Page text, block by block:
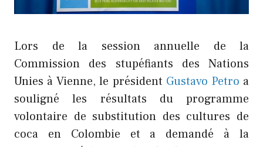
Lors de la session annuelle de la
Commission des stupéfiants des Nations
Unies à Vienne, le président Gustavo Petro a
souligné les résultats du programme
volontaire de substitution des cultures de
coca en Colombie et a demandé à la